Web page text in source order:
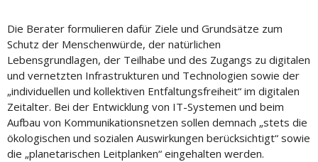
Die Berater formulieren dafür Ziele und Grundsätze zum
Schutz der Menschenwürde, der natürlichen
Lebensgrundlagen, der Teilhabe und des Zugangs zu digitalen
und vernetzten Infrastrukturen und Technologien sowie der
„individuellen und kollektiven Entfaltungsfreiheit“ im digitalen
Zeitalter. Bei der Entwicklung von IT-Systemen und beim
Aufbau von Kommunikationsnetzen sollen demnach „stets die
ökologischen und sozialen Auswirkungen berücksichtigt“ sowie
die „planetarischen Leitplanken“ eingehalten werden.